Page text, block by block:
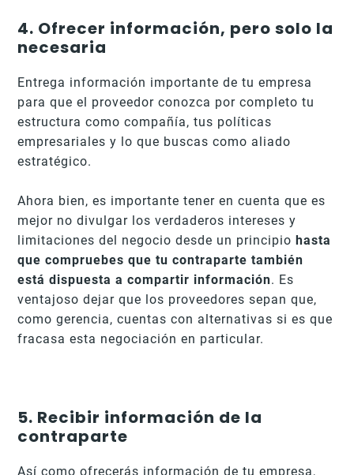
4. Ofrecer información, pero solo la
necesaria
Entrega información importante de tu empresa
para que el proveedor conozca por completo tu
estructura como compañía, tus políticas
empresariales y lo que buscas como aliado
estratégico.
Ahora bien, es importante tener en cuenta que es
mejor no divulgar los verdaderos intereses y
limitaciones del negocio desde un principiohasta
que compruebes que tu contraparte también
está dispuesta a compartir información. Es
ventajoso dejar que los proveedores sepan que,
como gerencia, cuentas con alternativas si es que
fracasa esta negociación en particular.
5. Recibir información de la
contraparte
Así como ofrecerás información de tu empresa,